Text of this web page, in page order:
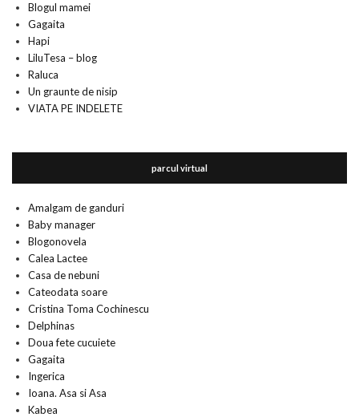
Blogul mamei
Gagaita
Hapi
LiluTesa – blog
Raluca
Un graunte de nisip
VIATA PE INDELETE
parcul virtual
Amalgam de ganduri
Baby manager
Blogonovela
Calea Lactee
Casa de nebuni
Cateodata soare
Cristina Toma Cochinescu
Delphinas
Doua fete cucuiete
Gagaita
Ingerica
Ioana. Asa si Asa
Kabea